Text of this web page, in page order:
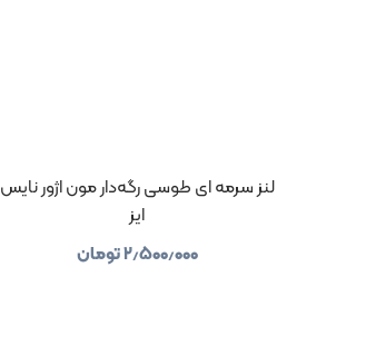
لنز سرمه ای طوسی رگه‌دار مون اژور نایس
ایز
۲٫۵۰۰٫۰۰۰تومان